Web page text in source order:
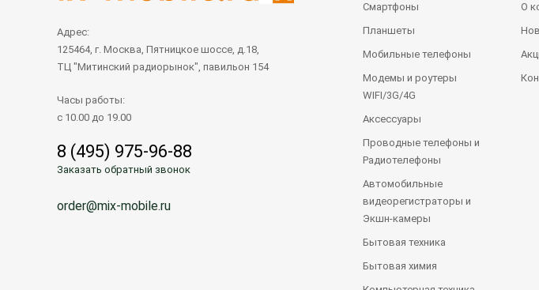
Адрес:
125464, г. Москва, Пятницкое шоссе, д.18,
ТЦ "Митинский радиорынок", павильон 154
Часы работы:
с 10.00 до 19.00
8 (495) 975-96-88
Заказать обратный звонок
order@mix-mobile.ru
Смартфоны
Планшеты
Мобильные телефоны
Модемы и роутеры
WIFI/3G/4G
Аксессуары
Проводные телефоны и
Радиотелефоны
Автомобильные
видеорегистраторы и
Экшн-камеры
Бытовая техника
Бытовая химия
О